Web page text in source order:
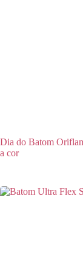
Dia do Batom
a cor